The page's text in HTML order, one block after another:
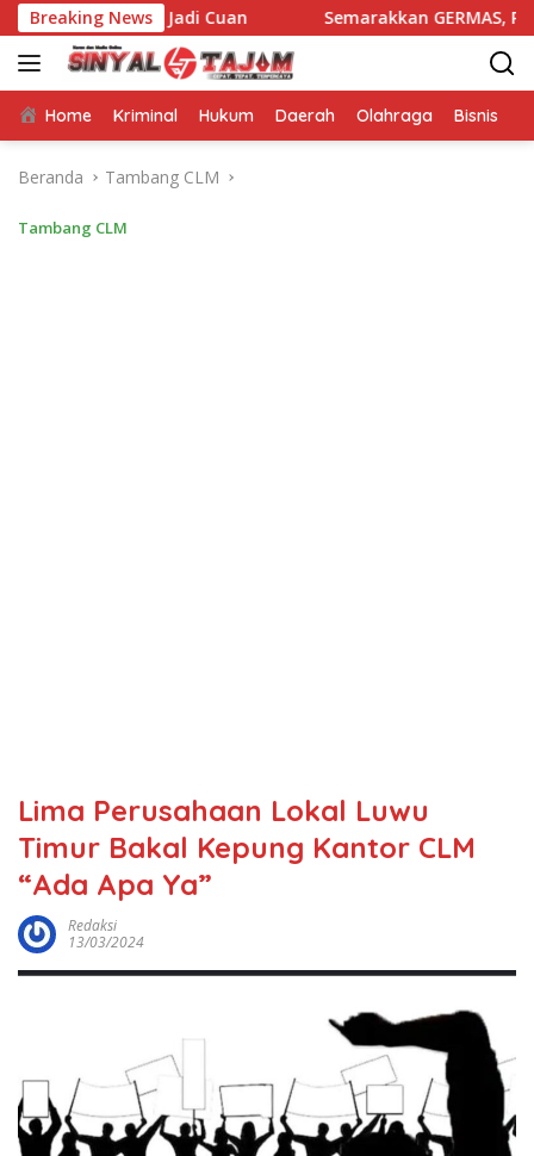
Langsung
ke
konten
Breaking News
Jadi Cuan Semarakkan GERMAS, Puskesmas
Home Kriminal Hukum Daerah Olahraga Bisnis
Beranda Tambang CLM
Tambang CLM
Lima Perusahaan Lokal Luwu
Timur Bakal Kepung Kantor CLM
“Ada Apa Ya”
Redaksi
13/03/2024